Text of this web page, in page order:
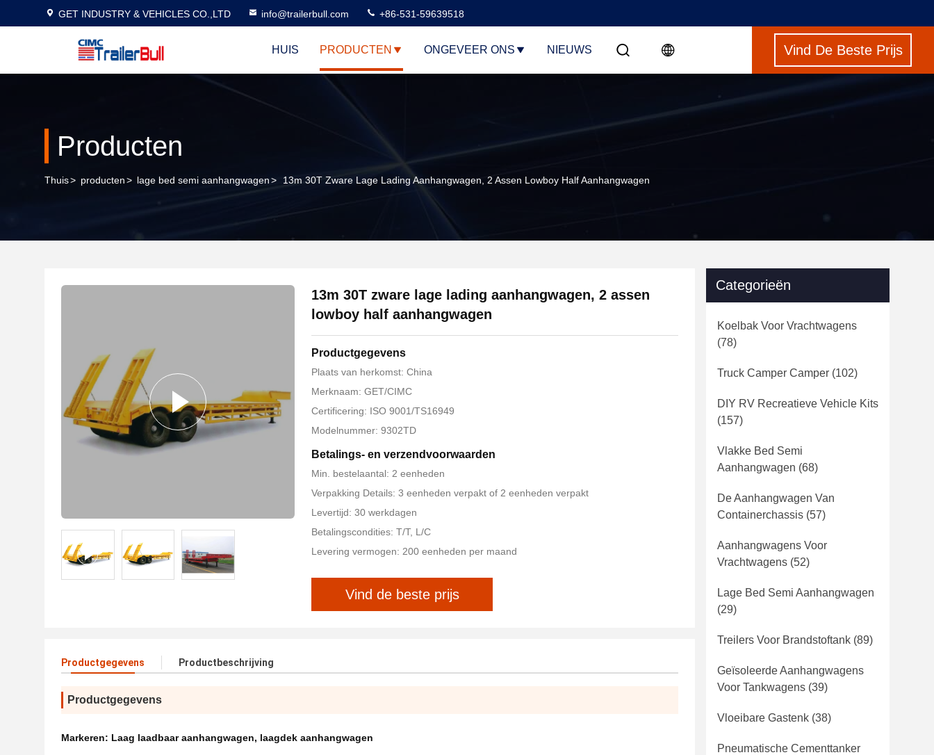
GET INDUSTRY & VEHICLES CO.,LTD info@trailerbull.com +86-531-59639518
HUIS PRODUCTEN ONGEVEER ONS NIEUWS Vind De Beste Prijs
Producten
Thuis> producten> lage bed semi aanhangwagen> 13m 30T Zware Lage Lading Aanhangwagen, 2 Assen Lowboy Half Aanhangwagen
13m 30T zware lage lading aanhangwagen, 2 assen
lowboy half aanhangwagen
Productgegevens
Plaats van herkomst: China
Merknaam: GET/CIMC
Certificering: ISO 9001/TS16949
Modelnummer: 9302TD
Betalings- en verzendvoorwaarden
Min. bestelaantal: 2 eenheden
Verpakking Details: 3 eenheden verpakt of 2 eenheden verpakt
Levertijd: 30 werkdagen
Betalingscondities: T/T, L/C
Levering vermogen: 200 eenheden per maand
Vind de beste prijs
Productgegevens Productbeschrijving
Productgegevens
Markeren: Laag laadbaar aanhangwagen, laagdek aanhangwagen
Categorieën
Koelbak Voor Vrachtwagens
(78)
Truck Camper Camper (102)
DIY RV Recreatieve Vehicle Kits
(157)
Vlakke Bed Semi
Aanhangwagen (68)
De Aanhangwagen Van
Containerchassis (57)
Aanhangwagens Voor
Vrachtwagens (52)
Lage Bed Semi Aanhangwagen
(29)
Treilers Voor Brandstoftank (89)
Geïsoleerde Aanhangwagens
Voor Tankwagens (39)
Vloeibare Gastenk (38)
Pneumatische Cementtanker